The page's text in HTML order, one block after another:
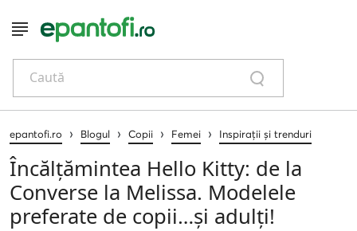
Caută
epantofi.ro › Blogul › Copii › Femei › Inspirații și trenduri
Încălțămintea Hello Kitty: de la
Converse la Melissa. Modelele
preferate de copii…și adulți!